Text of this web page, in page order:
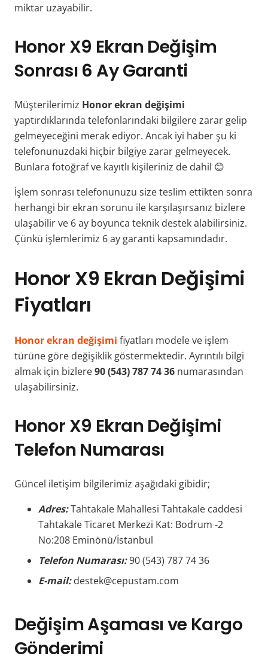
miktar uzayabilir.
Honor X9 Ekran Değişim
Sonrası 6 Ay Garanti
Müşterilerimiz Honor ekran değişimi
yaptırdıklarında telefonlarındaki bilgilere zarar gelip
gelmeyeceğini merak ediyor. Ancak iyi haber şu ki
telefonunuzdaki hiçbir bilgiye zarar gelmeyecek.
Bunlara fotoğraf ve kayıtlı kişileriniz de dahil 😊
İşlem sonrası telefonunuzu size teslim ettikten sonra
herhangi bir ekran sorunu ile karşılaşırsanız bizlere
ulaşabilir ve 6 ay boyunca teknik destek alabilirsiniz.
Çünkü işlemlerimiz 6 ay garanti kapsamındadır.
Honor X9 Ekran Değişimi
Fiyatları
Honor ekran değişimi fiyatları modele ve işlem
türüne göre değişiklik göstermektedir. Ayrıntılı bilgi
almak için bizlere90 (543) 787 74 36 numarasından
ulaşabilirsiniz.
Honor X9 Ekran Değişimi
Telefon Numarası
Güncel iletişim bilgilerimiz aşağıdaki gibidir;
Adres:Tahtakale Mahallesi Tahtakale caddesi
Tahtakale Ticaret Merkezi Kat: Bodrum -2
No:208 Eminönü/İstanbul
Telefon Numarası:90 (543) 787 74 36
E-mail:destek@cepustam.com
Değişim Aşaması ve Kargo
Gönderimi